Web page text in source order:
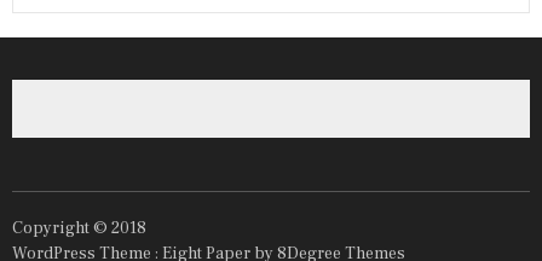
Copyright © 2018
WordPress Theme : Eight Paper by 8Degree Themes